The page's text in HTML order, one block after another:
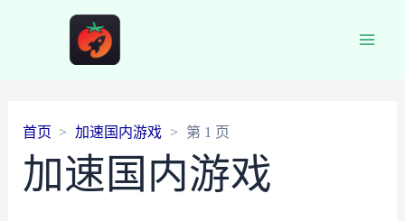
首页 加速国内游戏 第 1 页
加速国内游戏